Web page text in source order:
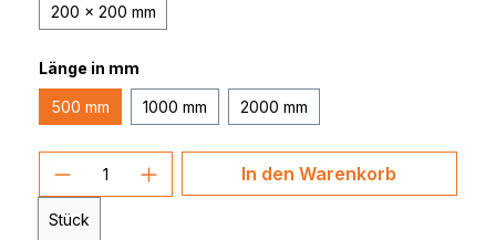
200 x 200 mm
Länge in mm
500 mm 1000 mm 2000 mm
Produkt Anzahl: Gib den
Stück
In den Warenkorb